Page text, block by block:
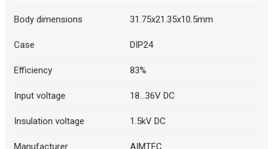
Body dimensions 31.75x21.35x10.5mm
Case DIP24
Efficiency 83%
Input voltage 18...36V DC
Insulation voltage 1.5kV DC
Manufacturer AIMTEC